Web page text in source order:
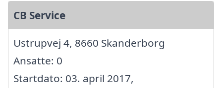
CB Service
Ustrupvej 4, 8660 Skanderborg
Ansatte: 0
Startdato: 03. april 2017,